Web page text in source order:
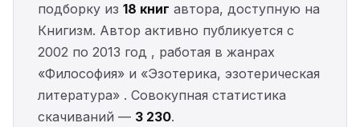
подборку из 18 книг автора, доступную на
Книгизм. Автор активно публикуется с
2002 по 2013 год , работая в жанрах
«Философия» и «Эзотерика, эзотерическая
литература» . Совокупная статистика
скачиваний — 3 230.